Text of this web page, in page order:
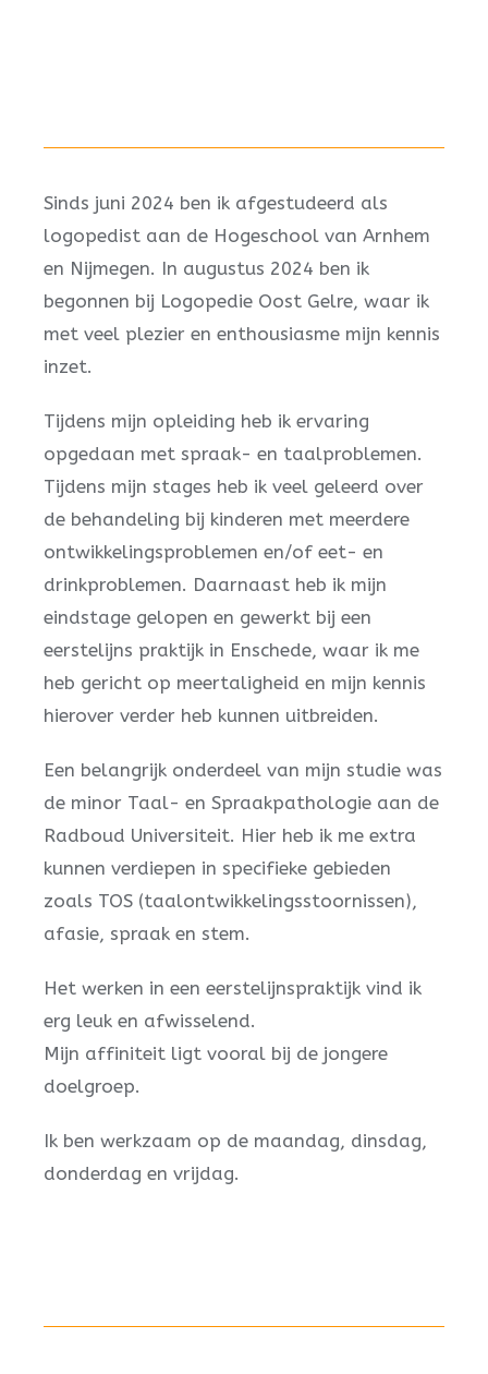
Sinds juni 2024 ben ik afgestudeerd als
logopedist aan de Hogeschool van Arnhem
en Nijmegen. In augustus 2024 ben ik
begonnen bij Logopedie Oost Gelre, waar ik
met veel plezier en enthousiasme mijn kennis
inzet.
Tijdens mijn opleiding heb ik ervaring
opgedaan met spraak- en taalproblemen.
Tijdens mijn stages heb ik veel geleerd over
de behandeling bij kinderen met meerdere
ontwikkelingsproblemen en/of eet- en
drinkproblemen. Daarnaast heb ik mijn
eindstage gelopen en gewerkt bij een
eerstelijns praktijk in Enschede, waar ik me
heb gericht op meertaligheid en mijn kennis
hierover verder heb kunnen uitbreiden.
Een belangrijk onderdeel van mijn studie was
de minor Taal- en Spraakpathologie aan de
Radboud Universiteit. Hier heb ik me extra
kunnen verdiepen in specifieke gebieden
zoals TOS (taalontwikkelingsstoornissen),
afasie, spraak en stem.
Het werken in een eerstelijnspraktijk vind ik
erg leuk en afwisselend.
Mijn affiniteit ligt vooral bij de jongere
doelgroep.
Ik ben werkzaam op de maandag, dinsdag,
donderdag en vrijdag.